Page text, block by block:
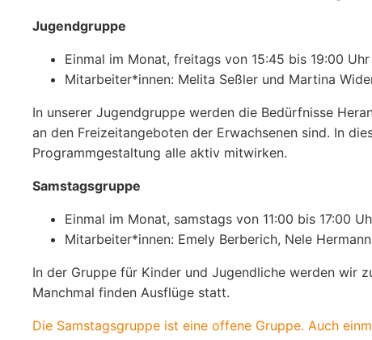
Jugendgruppe
Einmal im Monat, freitags von 15:45 bis 19:00 Uhr
Mitarbeiter*innen: Melita Seßler und Martina
In unserer Jugendgruppe werden die Bedürfnisse
an den Freizeitangeboten der Erwachsenen sind. In
Programmgestaltung alle aktiv mitwirken.
Samstagsgruppe
Einmal im Monat, samstags von 11:00 bis 17:00
Mitarbeiter*innen: Emely Berberich, Nele
In der Gruppe für Kinder und Jugendliche werden wir
Manchmal finden Ausflüge statt.
Die Samstagsgruppe ist eine offene Gruppe. Auch